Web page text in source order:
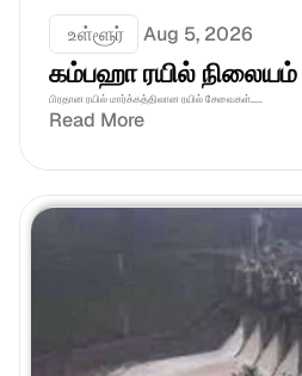
உள்ளூர் Aug 5, 2026
கம்பஹா ரயில் நிலையம்
பிரதான ரயில் மார்க்கத்திலான ரயில் சேவைகள்.....
Read More